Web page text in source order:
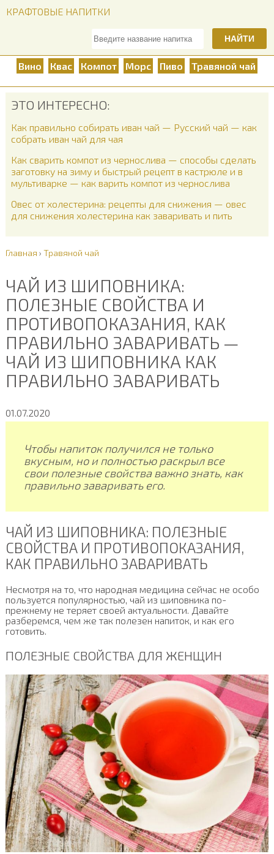
КРАФТОВЫЕ НАПИТКИ
НАЙТИ
Вино Квас Компот Морс Пиво Травяной чай
ЭТО ИНТЕРЕСНО:
Как правильно собирать иван чай — Русский чай — как
собрать иван чай для чая
Как сварить компот из чернослива — способы сделать
заготовку на зиму и быстрый рецепт в кастрюле и в
мультиварке — как варить компот из чернослива
Овес от холестерина: рецепты для снижения — овес
для снижения холестерина как заваривать и пить
Главная › Травяной чай
ЧАЙ ИЗ ШИПОВНИКА:
ПОЛЕЗНЫЕ СВОЙСТВА И
ПРОТИВОПОКАЗАНИЯ, КАК
ПРАВИЛЬНО ЗАВАРИВАТЬ —
ЧАЙ ИЗ ШИПОВНИКА КАК
ПРАВИЛЬНО ЗАВАРИВАТЬ
01.07.2020
Чтобы напиток получился не только
вкусным, но и полностью раскрыл все
свои полезные свойства важно знать, как
правильно заваривать его.
ЧАЙ ИЗ ШИПОВНИКА: ПОЛЕЗНЫЕ
СВОЙСТВА И ПРОТИВОПОКАЗАНИЯ,
КАК ПРАВИЛЬНО ЗАВАРИВАТЬ
Несмотря на то, что народная медицина сейчас не особо
пользуется популярностью, чай из шиповника по-
прежнему не теряет своей актуальности. Давайте
разберемся, чем же так полезен напиток, и как его
готовить.
ПОЛЕЗНЫЕ СВОЙСТВА ДЛЯ ЖЕНЩИН